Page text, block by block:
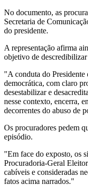
No documento, as
Secretaria de
do presidente.
A representação afirma
objetivo de
"A conduta do
democrática, com claro
desestabilizar e
nesse contexto, encerra,
decorrentes do abuso de
Os procuradores pedem
episódio.
"Em face do exposto, os
Procuradoria-Geral
cabíveis e consideradas
fatos acima narrados."